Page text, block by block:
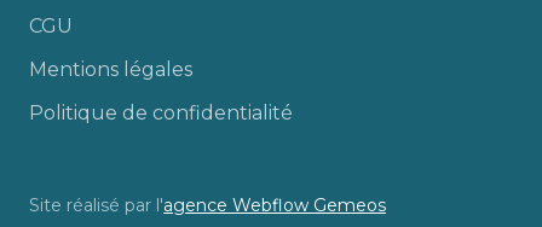
CGU
Mentions légales
Politique de confidentialité
Site réalisé par l'agence Webflow Gemeos